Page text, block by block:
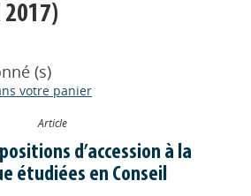
(s)
votre panier
Article
d’accession à la
étudiées en Conseil